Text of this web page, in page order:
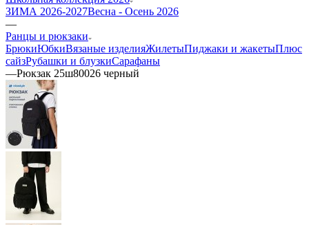
ЗИМА 2026-2027Весна - Осень 2026
—
Ранцы и рюкзаки
БрюкиЮбкиВязаные изделияЖилетыПиджаки и жакетыПлюс
сайзРубашки и блузкиСарафаны
—Рюкзак 25ш80026 черный